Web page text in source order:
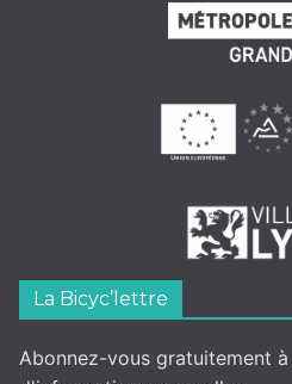
La Bicyc’lettre
Abonnez-vous gratuitement